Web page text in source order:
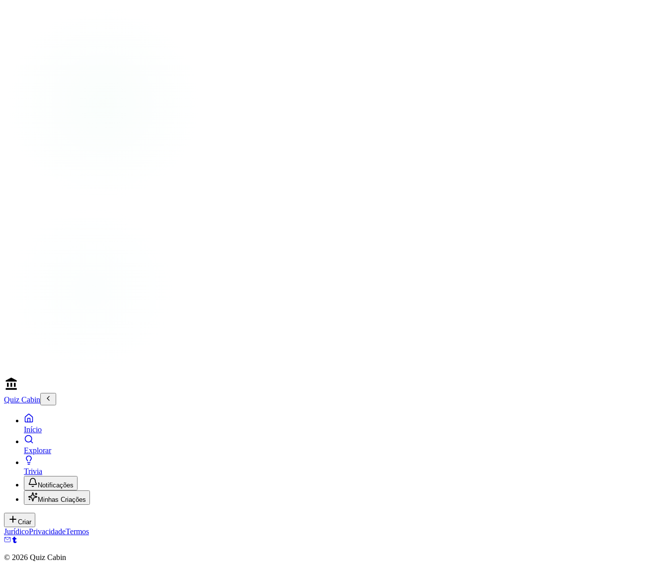
Quiz Cabin
Início
Explorar
Trivia
Notificações
Minhas Criações
Criar
JurídicoPrivacidadeTermos
© 2026 Quiz Cabin